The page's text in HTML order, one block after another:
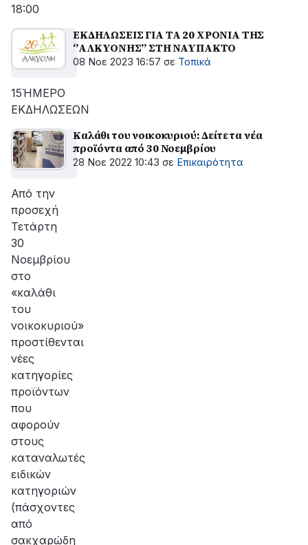
18:00
ΕΚΔΗΛΩΣΕΙΣ ΓΙΑ ΤΑ 20 ΧΡΟΝΙΑ ΤΗΣ
‘’ΑΛΚΥΟΝΗΣ’’ ΣΤΗ ΝΑΥΠΑΚΤΟ
08 Νοε 2023 16:57 σε Τοπικά
15ΉΜΕΡΟ
ΕΚΔΗΛΩΣΕΩΝ
Καλάθι του νοικοκυριού: Δείτε τα νέα
προϊόντα από 30 Νοεμβρίου
28 Νοε 2022 10:43 σε Επικαιρότητα
Από την
προσεχή
Τετάρτη
30
Νοεμβρίου
στο
«καλάθι
του
νοικοκυριού»
προστίθενται
νέες
κατηγορίες
προϊόντων
που
αφορούν
στους
καταναλωτές
ειδικών
κατηγοριών
(πάσχοντες
από
σακχαρώδη